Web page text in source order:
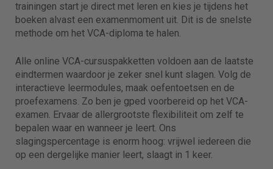
trainingen start je direct met leren en kies je tijdens het
boeken alvast een examenmoment uit. Dit is de snelste
methode om het VCA-diploma te halen.
Alle online VCA-cursuspakketten voldoen aan de laatste
eindtermen waardoor je zeker snel kunt slagen. Volg de
interactieve leermodules, maak oefentoetsen en de
proefexamens. Zo ben je gped voorbereid op het VCA-
examen. Ervaar de allergrootste flexibiliteit om zelf te
bepalen waar en wanneer je leert. Ons
slagingspercentage is enorm hoog: vrijwel iedereen die
op een dergelijke manier leert, slaagt in 1 keer.